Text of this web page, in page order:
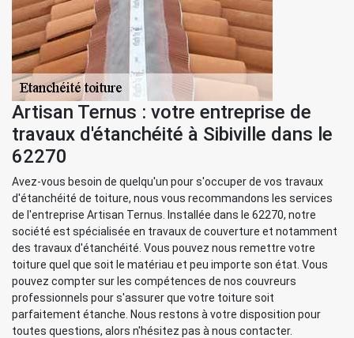
Artisan Ternus : votre entreprise de
travaux d'étanchéité à Sibiville dans le
62270
Avez-vous besoin de quelqu'un pour s'occuper de vos travaux
d'étanchéité de toiture, nous vous recommandons les services
de l'entreprise Artisan Ternus. Installée dans le 62270, notre
société est spécialisée en travaux de couverture et notamment
des travaux d'étanchéité. Vous pouvez nous remettre votre
toiture quel que soit le matériau et peu importe son état. Vous
pouvez compter sur les compétences de nos couvreurs
professionnels pour s'assurer que votre toiture soit
parfaitement étanche. Nous restons à votre disposition pour
toutes questions, alors n'hésitez pas à nous contacter.